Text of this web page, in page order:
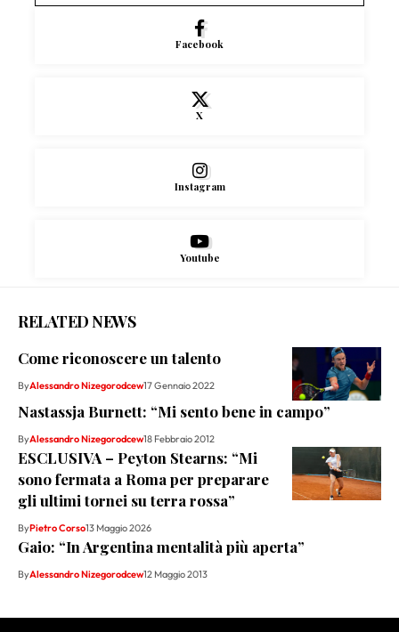
Facebook
X
Instagram
Youtube
RELATED NEWS
Come riconoscere un talento
ByAlessandro Nizegorodcew17 Gennaio 2022
Nastassja Burnett: “Mi sento bene in campo”
ByAlessandro Nizegorodcew18 Febbraio 2012
ESCLUSIVA – Peyton Stearns: “Mi
sono fermata a Roma per preparare
gli ultimi tornei su terra rossa”
ByPietro Corso13 Maggio 2026
Gaio: “In Argentina mentalità più aperta”
ByAlessandro Nizegorodcew12 Maggio 2013